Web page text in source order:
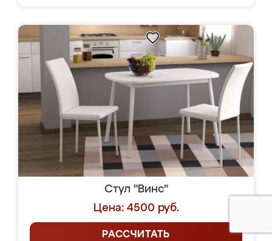
Стул "Винс"
Цена: 4500 руб.
РАССЧИТАТЬ